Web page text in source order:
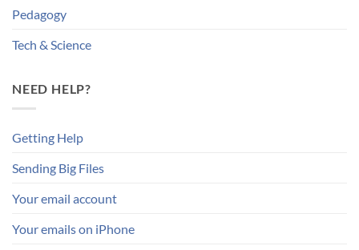
Pedagogy
Tech & Science
NEED HELP?
Getting Help
Sending Big Files
Your email account
Your emails on iPhone